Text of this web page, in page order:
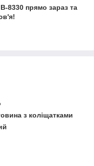
8330 прямо зараз та
з коліщатками